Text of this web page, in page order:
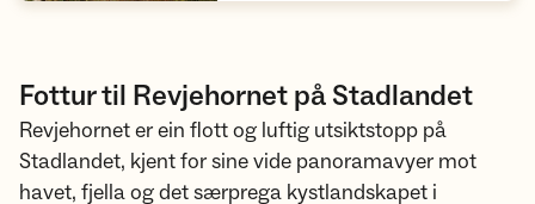
Fottur til Revjehornet på Stadlandet
Revjehornet er ein flott og luftig utsiktstopp på
Stadlandet, kjent for sine vide panoramavyer mot
havet, fjella og det særprega kystlandskapet i